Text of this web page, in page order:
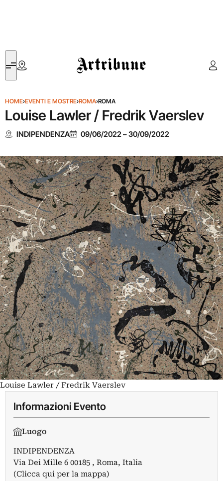
Artribune
HOME›EVENTI E MOSTRE›ROMA›ROMA
Louise Lawler / Fredrik Vaerslev
INDIPENDENZA 09/06/2022–30/09/2022
Louise Lawler / Fredrik Vaerslev
Informazioni Evento
Luogo
INDIPENDENZA
Via Dei Mille 6 00185 , Roma, Italia
(Clicca qui per la mappa)